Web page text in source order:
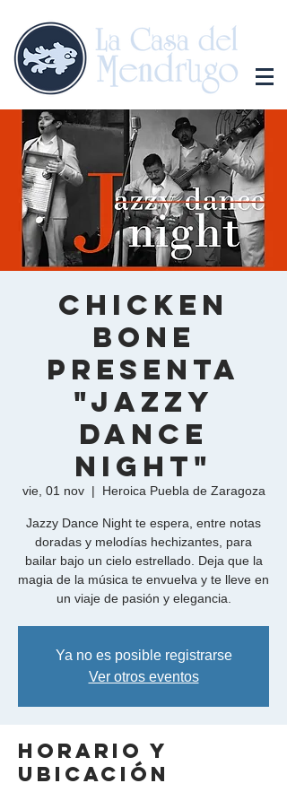
Chicken
Bone
presenta
"Jazzy
Dance
Night"
vie, 01 nov
  |
Heroica Puebla de Zaragoza
Jazzy Dance Night te espera, entre notas
doradas y melodías hechizantes, para
bailar bajo un cielo estrellado. Deja que la
magia de la música te envuelva y te lleve en
un viaje de pasión y elegancia.
Ya no es posible registrarse
Ver otros eventos
Horario y
ubicación